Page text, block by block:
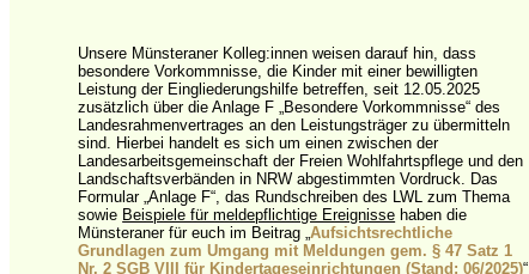
Unsere Münsteraner Kolleg:innen weisen darauf hin, dass
besondere Vorkommnisse, die Kinder mit einer bewilligten
Leistung der Eingliederungshilfe betreffen, seit 12.05.2025
zusätzlich über die Anlage F „Besondere Vorkommnisse“ des
Landesrahmenvertrages an den Leistungsträger zu übermitteln
sind. Hierbei handelt es sich um einen zwischen der
Landesarbeitsgemeinschaft der Freien Wohlfahrtspflege und den
Landschaftsverbänden in NRW abgestimmten Vordruck. Das
Formular „Anlage F“, das Rundschreiben des LWL zum Thema
sowie Beispiele für meldepflichtige Ereignisse haben die
Münsteraner für euch im Beitrag „Aufsichtsrechtliche
Grundlagen zum Umgang mit Meldungen gem. § 47 Satz 1
Nr. 2 SGB VIII für Kindertageseinrichtungen (Stand: 06/2025)“